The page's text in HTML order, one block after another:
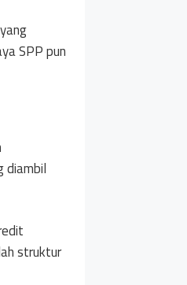
SPP pun
diambil
struktur